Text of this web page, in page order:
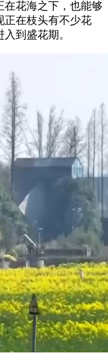
在花海之下，也能够
正在枝头有不少花
到盛花期。